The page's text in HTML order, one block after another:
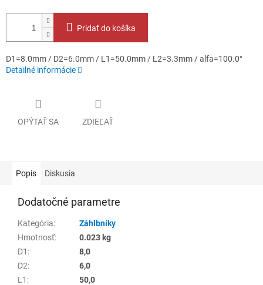
Pridať do košíka
D1=8.0mm / D2=6.0mm / L1=50.0mm / L2=3.3mm / alfa=100.0°
Detailné informácie
OPÝTAŤ SA ZDIEĽAŤ
Popis Diskusia
Dodatočné parametre
Kategória:
Záhlbníky
Hmotnosť:
0.023 kg
D1 :
8,0
D2:
6,0
L1 :
50,0